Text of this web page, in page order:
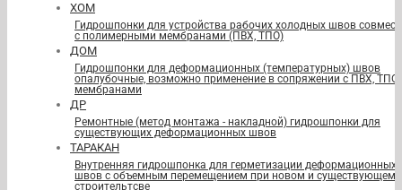
ХОМ
Гидрошпонки для устройства рабочих холодных швов
с полимерными мембранами (ПВХ, ТПО)
ДОМ
Гидрошпонки для деформационных (температурных) швов
опалубочные, возможно применение в сопряжении с ПВХ, ТПО
мембранами
ДР
Ремонтные (метод монтажа - накладной) гидрошпонки для
существующих деформационных швов
ТАРАКАН
Внутренняя гидрошпонка для герметизации деформационных
швов с объемным перемещением при новом и существующем
строительтсве